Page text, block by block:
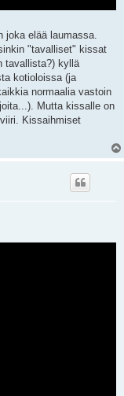
joka elää laumassa.
"tavalliset" kissat
tavallista?) kyllä
kotioloissa (ja
normaalia vastoin
Mutta kissalle on
Kissaihmiset